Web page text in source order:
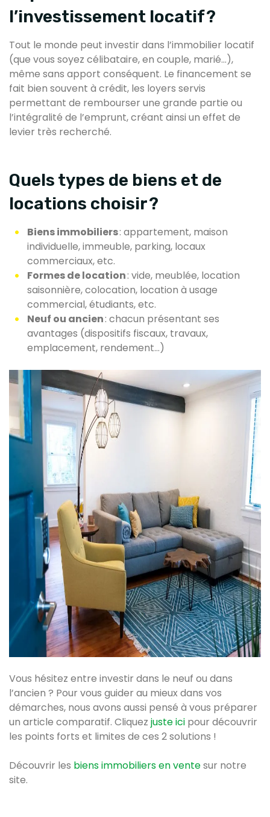
l’investissement locatif ?
Tout le monde peut investir dans l’immobilier locatif
(que vous soyez célibataire, en couple, marié…),
même sans apport conséquent. Le financement se
fait bien souvent à crédit, les loyers servis
permettant de rembourser une grande partie ou
l’intégralité de l’emprunt, créant ainsi un effet de
levier très recherché.
Quels types de biens et de
locations choisir ?
Biens immobiliers: appartement, maison
individuelle, immeuble, parking, locaux
commerciaux, etc.
Formes de location: vide, meublée, location
saisonnière, colocation, location à usage
commercial, étudiants, etc.
Neuf ou ancien: chacun présentant ses
avantages (dispositifs fiscaux, travaux,
emplacement, rendement…)
Vous hésitez entre investir dans le neuf ou dans
l’ancien ? Pour vous guider au mieux dans vos
démarches, nous avons aussi pensé à vous préparer
un article comparatif. Cliquez juste ici pour découvrir
les points forts et limites de ces 2 solutions !
Découvrir les biens immobiliers en ventesur notre
site.